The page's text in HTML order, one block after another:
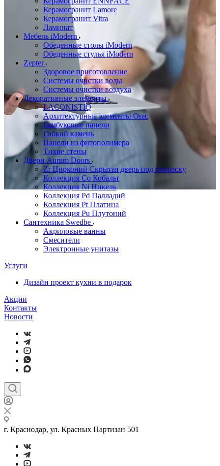
Керамогранит Lamore
Керамогранит Vitra
Ламинат
Мебель iModern
Обеденные столы iModern
Обеденные стулья iModern
Zepter
Здоровое приготовление
Системы очистки воды
Системы очистки воздуха
Декоративные элементы
LACONISTIQ
Архитектурные элементы Orac
Бамбуковые панели
Гибкий камень
Панели из фитополимера
Тихие стены
Двери Aurum Doors
Zr Цирконий Скрытая дверь под покраску
Коллекция Co Кобальт
Коллекция Ni Никель
Коллекция Pd Палладий
Коллекция Pt Платина
Коллекция Pu Плутоний
Сантехника Swedbe
Акриловые ванны
Смесители
Электронные унитазы
Услуги
Дизайн проект кухни в подарок
Акции
Контакты
Новости
г. Краснодар, ул. Красных Партизан 501